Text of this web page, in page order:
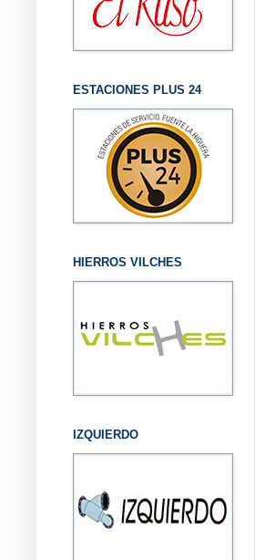
ESTACIONES PLUS 24
HIERROS VILCHES
IZQUIERDO